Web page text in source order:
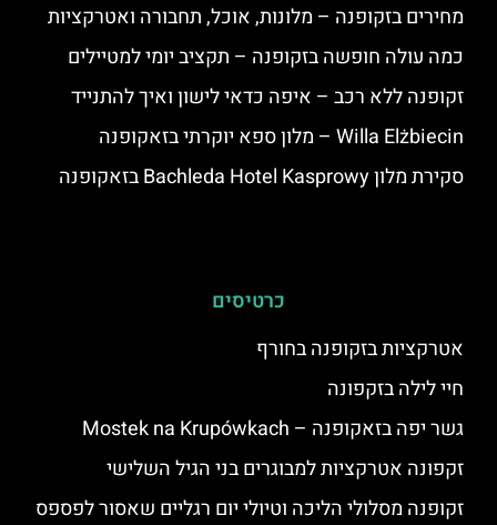
מחירים בזקופנה – מלונות, אוכל, תחבורה ואטרקציות
כמה עולה חופשה בזקופנה – תקציב יומי למטיילים
זקופנה ללא רכב – איפה כדאי לישון ואיך להתנייד
Willa Elżbiecin – מלון ספא יוקרתי בזאקופנה
סקירת מלון Bachleda Hotel Kasprowy בזאקופנה
כרטיסים
אטרקציות בזקופנה בחורף
חיי לילה בזקפונה
גשר יפה בזאקופנה – Mostek na Krupówkach
זקפונה אטרקציות למבוגרים בני הגיל השלישי
זקופנה מסלולי הליכה וטיולי יום רגליים שאסור לפספס